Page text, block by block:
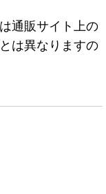
通販サイト上の
は異なりますの